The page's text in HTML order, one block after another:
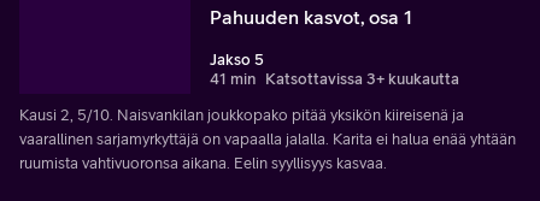
Pahuuden kasvot, osa 1
Jakso 5
41 min Katsottavissa 3+ kuukautta
Kausi 2, 5/10. Naisvankilan joukkopako pitää yksikön kiireisenä ja
vaarallinen sarjamyrkyttäjä on vapaalla jalalla. Karita ei halua enää yhtään
ruumista vahtivuoronsa aikana. Eelin syyllisyys kasvaa.